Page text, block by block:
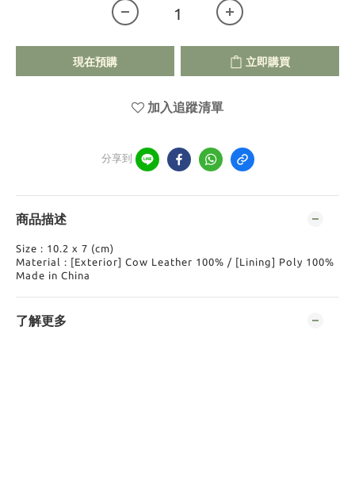
現在預購 立即購買
加入追蹤清單
分享到
商品描述
Size : 10.2 x 7 (cm)
Material : [Exterior] Cow Leather 100% / [Lining] Poly 100%
Made in China
了解更多